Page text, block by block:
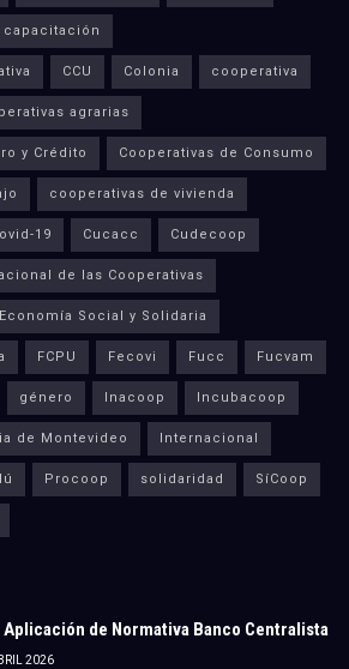
capacitación
CCU Colonia cooperativa
agrarias
y Crédito Cooperativas de Consumo
cooperativas de vivienda
19 Cucacc Cudecoop
de las Cooperativas
Economía Social y Solidaria
FCPU Fecovi Fucc Fucvam
género Inacoop Incubacoop
de Montevideo Internacional
Procoop solidaridad SíCoop
de Normativa Banco Centralista
2026